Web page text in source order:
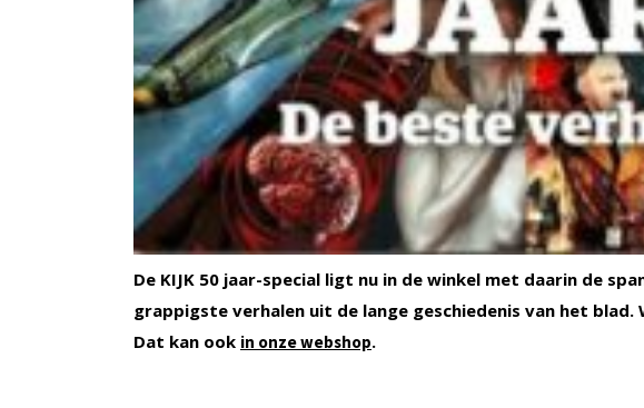
De KIJK 50 jaar-special ligt nu in de winkel met daarin de
grappigste verhalen uit de lange geschiedenis van het blad.
Dat kan ook in onze webshop.